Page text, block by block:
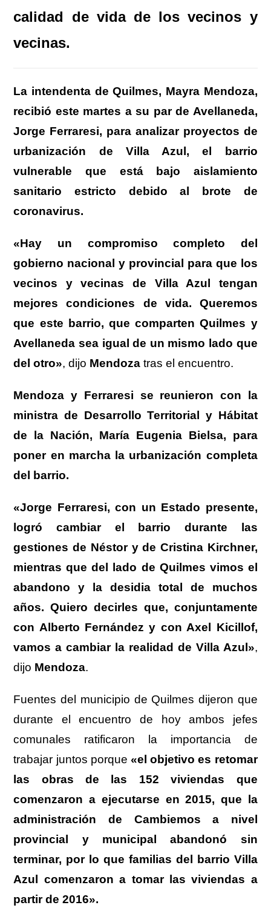
calidad de vida de los vecinos y
vecinas.
La intendenta de Quilmes, Mayra Mendoza,
recibió este martes a su par de Avellaneda,
Jorge Ferraresi, para analizar proyectos de
urbanización de Villa Azul, el barrio
vulnerable que está bajo aislamiento
sanitario estricto debido al brote de
coronavirus.
«Hay un compromiso completo del
gobierno nacional y provincial para que los
vecinos y vecinas de Villa Azul tengan
mejores condiciones de vida. Queremos
que este barrio, que comparten Quilmes y
Avellaneda sea igual de un mismo lado que
del otro», dijo Mendoza tras el encuentro.
Mendoza y Ferraresi se reunieron con la
ministra de Desarrollo Territorial y Hábitat
de la Nación, María Eugenia Bielsa, para
poner en marcha la urbanización completa
del barrio.
«Jorge Ferraresi, con un Estado presente,
logró cambiar el barrio durante las
gestiones de Néstor y de Cristina Kirchner,
mientras que del lado de Quilmes vimos el
abandono y la desidia total de muchos
años. Quiero decirles que, conjuntamente
con Alberto Fernández y con Axel Kicillof,
vamos a cambiar la realidad de Villa Azul»,
dijo Mendoza.
Fuentes del municipio de Quilmes dijeron que
durante el encuentro de hoy ambos jefes
comunales ratificaron la importancia de
trabajar juntos porque «el objetivo es retomar
las obras de las 152 viviendas que
comenzaron a ejecutarse en 2015, que la
administración de Cambiemos a nivel
provincial y municipal abandonó sin
terminar, por lo que familias del barrio Villa
Azul comenzaron a tomar las viviendas a
partir de 2016».